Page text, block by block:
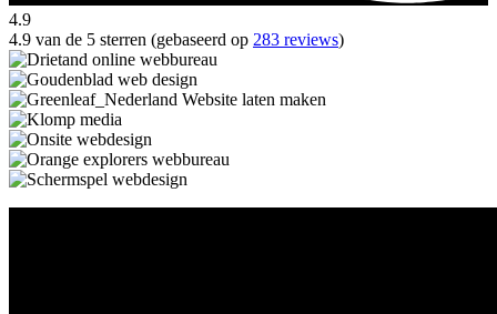
4.9
4.9 van de 5 sterren (gebaseerd op 283 reviews)